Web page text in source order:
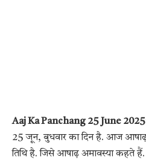
Aaj Ka Panchang 25 June
25 जून, बुधवार का दिन है. आज
तिथि है. जिसे आषाढ़ अमावस्या कहते